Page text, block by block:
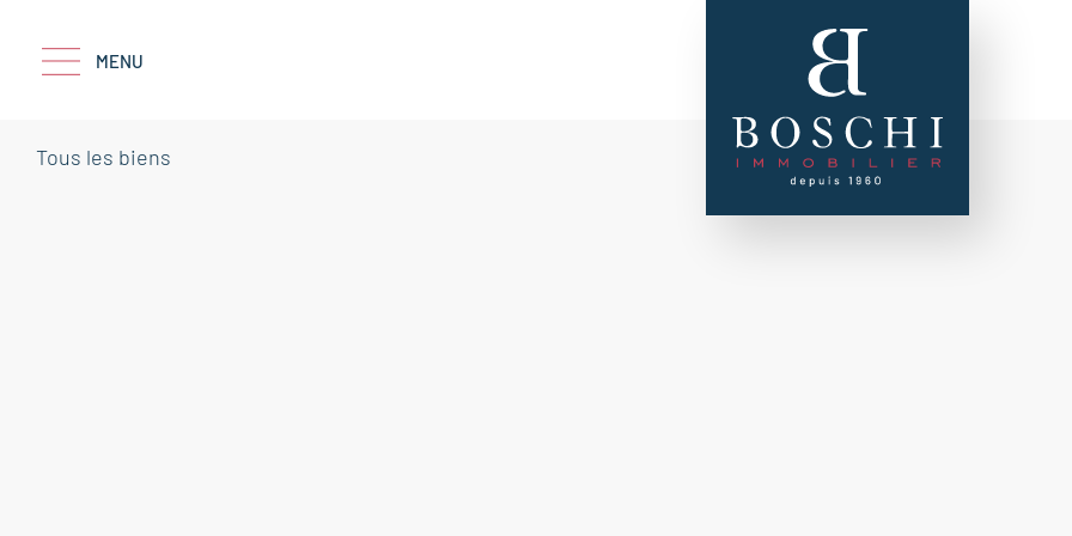
MENU
Tous les biens